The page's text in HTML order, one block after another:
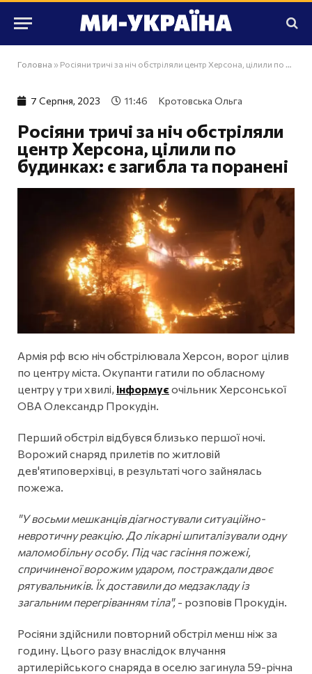
Головна » Росіяни тричі за ніч обстріляли центр Херсона, цілили по будинках: є загибла та поранені
7 Серпня, 2023 11:46 Кротовська Ольга
Росіяни тричі за ніч обстріляли
центр Херсона, цілили по
будинках: є загибла та поранені
Армія рф всю ніч обстрілювала Херсон, ворог цілив
по центру міста. Окупанти гатили по обласному
центру у три хвилі, інформує очільник Херсонської
ОВА Олександр Прокудін.
Перший обстріл відбувся близько першої ночі.
Ворожий снаряд прилетів по житловій
дев'ятиповерхівці, в результаті чого зайнялась
пожежа.
"У восьми мешканців діагностували ситуаційно-
невротичну реакцію. До лікарні шпиталізували одну
маломобільну особу. Під час гасіння пожежі,
спричиненої ворожим ударом, постраждали двоє
рятувальників. Їх доставили до медзакладу із
загальним перегріванням тіла", - розповів Прокудін.
Росіяни здійснили повторний обстріл менш ніж за
годину. Цього разу внаслідок влучання
артилерійського снаряда в оселю загинула 59-річна